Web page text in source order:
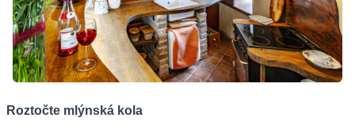
Roztočte mlýnská kola